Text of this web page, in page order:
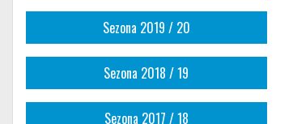
Sezona 2019 / 20
Sezona 2018 / 19
Sezona 2017 / 18